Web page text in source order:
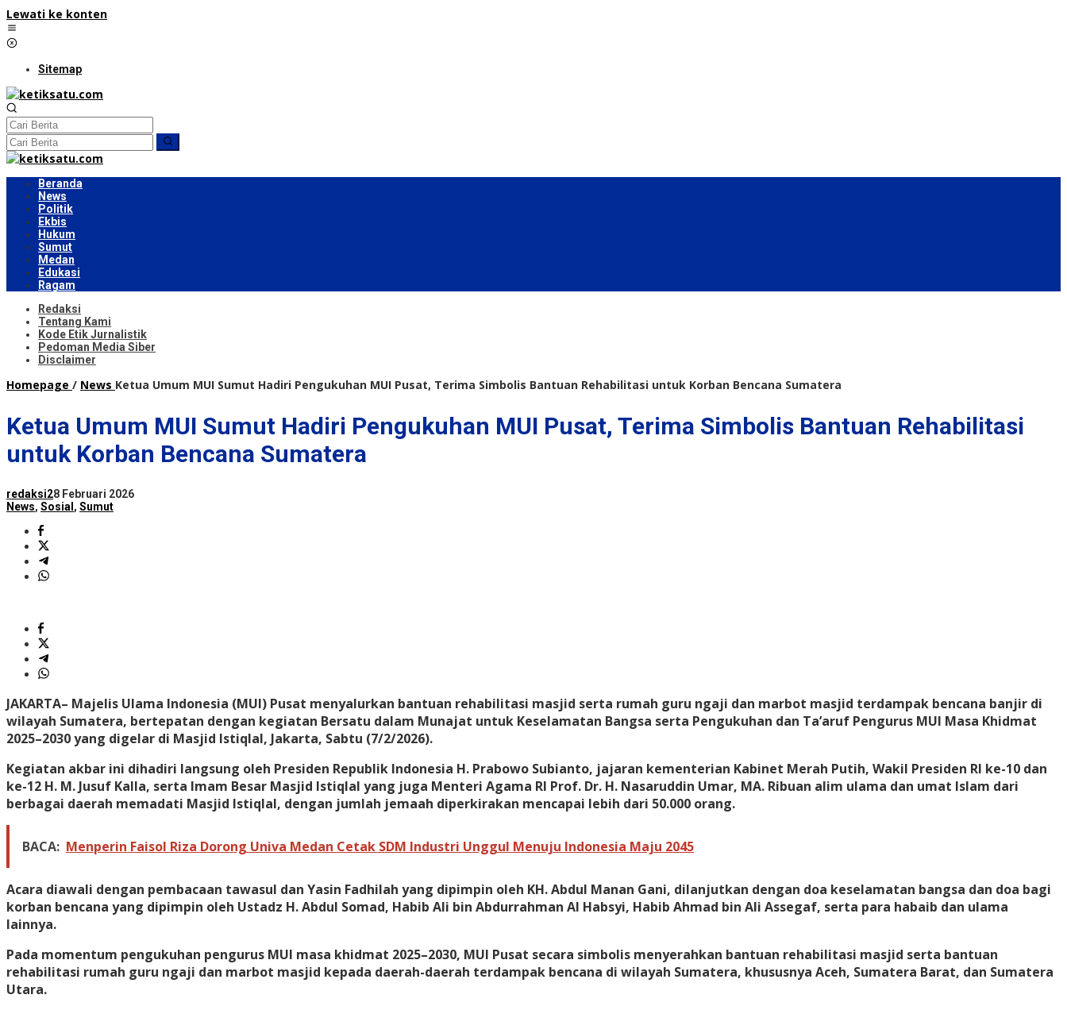
Lewati ke konten
Sitemap
Beranda
News
Politik
Ekbis
Hukum
Sumut
Medan
Edukasi
Ragam
Redaksi
Tentang Kami
Kode Etik Jurnalistik
Pedoman Media Siber
Disclaimer
Homepage / News Ketua Umum MUI Sumut Hadiri Pengukuhan MUI Pusat, Terima Simbolis Bantuan Rehabilitasi untuk Korban Bencana Sumatera
Ketua Umum MUI Sumut Hadiri Pengukuhan MUI Pusat, Terima Simbolis Bantuan Rehabilitasi
untuk Korban Bencana Sumatera
redaksi28 Februari 2026
News, Sosial , Sumut
JAKARTA– Majelis Ulama Indonesia (MUI) Pusat menyalurkan bantuan rehabilitasi masjid serta rumah guru ngaji dan marbot masjid terdampak bencana banjir di
wilayah Sumatera, bertepatan dengan kegiatan Bersatu dalam Munajat untuk Keselamatan Bangsa serta Pengukuhan dan Ta’aruf Pengurus MUI Masa Khidmat
2025–2030 yang digelar di Masjid Istiqlal, Jakarta, Sabtu (7/2/2026).
Kegiatan akbar ini dihadiri langsung oleh Presiden Republik Indonesia H. Prabowo Subianto, jajaran kementerian Kabinet Merah Putih, Wakil Presiden RI ke-10 dan
ke-12 H. M. Jusuf Kalla, serta Imam Besar Masjid Istiqlal yang juga Menteri Agama RI Prof. Dr. H. Nasaruddin Umar, MA. Ribuan alim ulama dan umat Islam dari
berbagai daerah memadati Masjid Istiqlal, dengan jumlah jemaah diperkirakan mencapai lebih dari 50.000 orang.
BACA: Menperin Faisol Riza Dorong Univa Medan Cetak SDM Industri Unggul Menuju Indonesia Maju 2045
Acara diawali dengan pembacaan tawasul dan Yasin Fadhilah yang dipimpin oleh KH. Abdul Manan Gani, dilanjutkan dengan doa keselamatan bangsa dan doa bagi
korban bencana yang dipimpin oleh Ustadz H. Abdul Somad, Habib Ali bin Abdurrahman Al Habsyi, Habib Ahmad bin Ali Assegaf, serta para habaib dan ulama
lainnya.
Pada momentum pengukuhan pengurus MUI masa khidmat 2025–2030, MUI Pusat secara simbolis menyerahkan bantuan rehabilitasi masjid serta bantuan
rehabilitasi rumah guru ngaji dan marbot masjid kepada daerah-daerah terdampak bencana di wilayah Sumatera, khususnya Aceh, Sumatera Barat, dan Sumatera
Utara.